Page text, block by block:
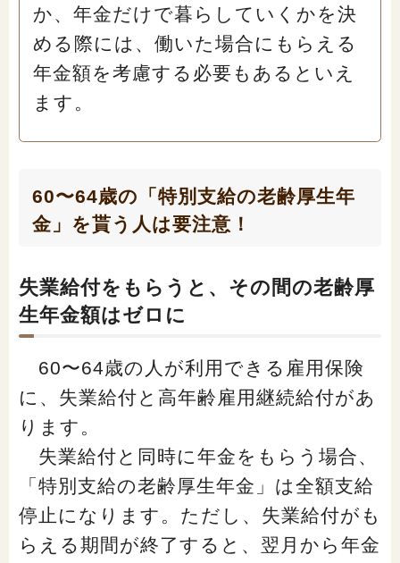
か、年金だけで暮らしていくかを決
める際には、働いた場合にもらえる
年金額を考慮する必要もあるといえ
ます。
60〜64歳の「特別支給の老齢厚生年
金」を貰う人は要注意！
失業給付をもらうと、その間の老齢厚
生年金額はゼロに
60〜64歳の人が利用できる雇用保険
に、失業給付と高年齢雇用継続給付があ
ります。
失業給付と同時に年金をもらう場合、
「特別支給の老齢厚生年金」は全額支給
停止になります。ただし、失業給付がも
らえる期間が終了すると、翌月から年金